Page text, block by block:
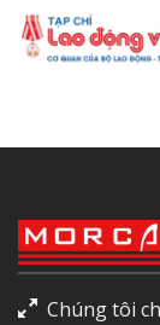
Chúng tôi